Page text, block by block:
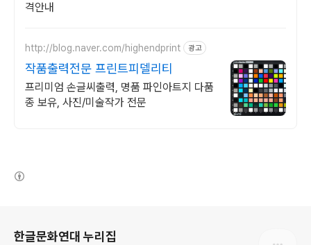
격안내
http://blog.naver.com/highendprint 광고
작품출력전문 프린트피델리티
프리미엄 손글씨출력, 명품 파인아트지 다품
종 보유, 사진/미술작가 전문
한글문화연대 누리집